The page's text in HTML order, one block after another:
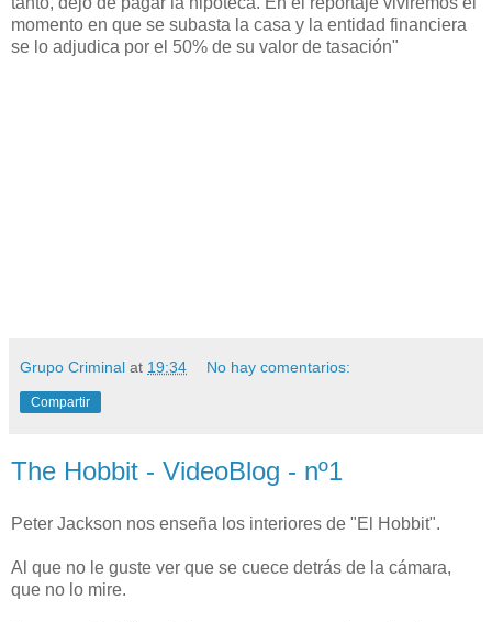
momento en que se subasta la casa y la entidad financiera
se lo adjudica por el 50% de su valor de tasación"
Grupo Criminal at 19:34 No hay comentarios:
Compartir
The Hobbit - VideoBlog - nº1
Peter Jackson nos enseña los interiores de "El Hobbit".
Al que no le guste ver que se cuece detrás de la cámara,
que no lo mire.